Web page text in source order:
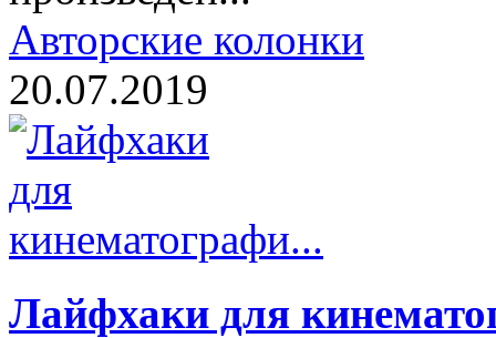
Авторские колонки
20.07.2019
Лайфхаки для